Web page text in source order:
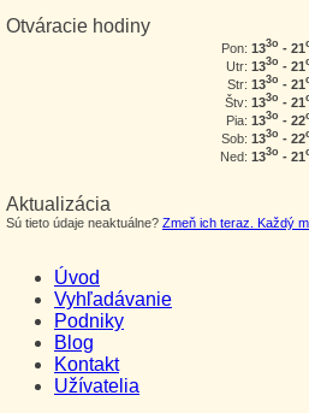
Otváracie hodiny
Pon: 133o - 21
Utr: 133o - 21
Str: 133o - 21
Štv: 133o - 21
Pia: 133o - 22
Sob: 133o - 22
Ned: 133o - 21
Aktualizácia
Sú tieto údaje neaktuálne? Zmeň ich teraz. Každý
Úvod
Vyhľadávanie
Podniky
Blog
Kontakt
Užívatelia